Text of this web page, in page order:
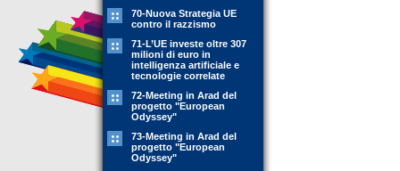
70-Nuova Strategia UE
contro il razzismo
71-L’UE investe oltre 307
milioni di euro in
intelligenza artificiale e
tecnologie correlate
72-Meeting in Arad del
progetto "European
Odyssey"
73-Meeting in Arad del
progetto "European
Odyssey"